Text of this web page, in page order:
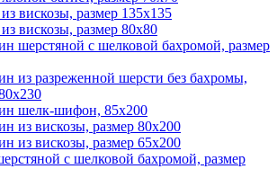
вискозы, размер 135х135
вискозы, размер 80х80
шерстяной с шелковой бахромой, размер
из разреженной шерсти без бахромы,
шелк-шифон, 85х200
из вискозы, размер 80х200
из вискозы, размер 65х200
с шелковой бахромой, размер